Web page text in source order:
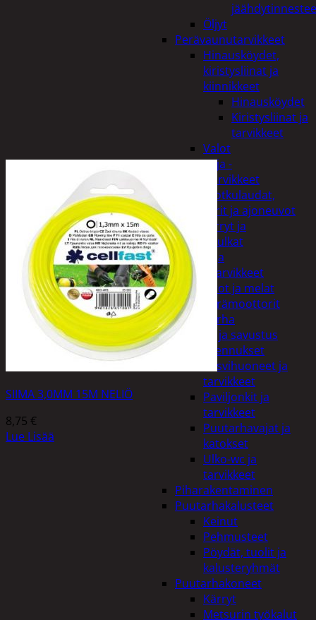
Öljyt
Perävaunutarvikkeet
Hinausköydet,
kiristysliinat ja
kiinnikkeet
Hinausköydet
Kiristysliinat ja
tarvikkeet
Valot
Rengas ja -
vannetarvikkeet
Sähköpotkulaudat,
skootterit ja ajoneuvot
Tukkikärryt ja
juontopulkat
Veneet ja
veneilytarvikkeet
Airot ja melat
Perämoottorit
Piha ja puutarha
Grillaus ja savustus
Piharakennukset
Kasvihuoneet ja
tarvikkeet
Paviljonkit ja
tarvikkeet
Puutarhavajat ja
katokset
Ulko-wc ja
tarvikkeet
Piharakentaminen
Puutarhakalusteet
Keinut
Pehmusteet
Pöydät, tuolit ja
kalusteryhmät
Puutarhakoneet
Kärryt
Metsurin työkalut
SIIMA 3,0MM 15M NELIÖ
8,75 €
Lue Lisää